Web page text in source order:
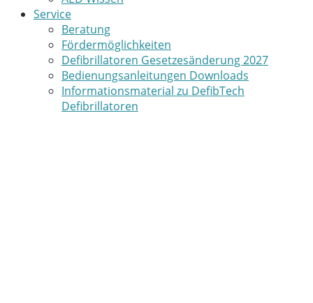
Service
Beratung
Fördermöglichkeiten
Defibrillatoren Gesetzesänderung 2027
Bedienungsanleitungen Downloads
Informationsmaterial zu DefibTech
Defibrillatoren